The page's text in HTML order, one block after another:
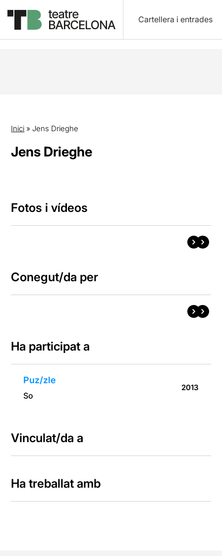
Cartellera i entrades
Inici » Jens Drieghe
Jens Drieghe
Fotos i vídeos
Conegut/da per
Ha participat a
Puz/zle
So
2013
Vinculat/da a
Ha treballat amb